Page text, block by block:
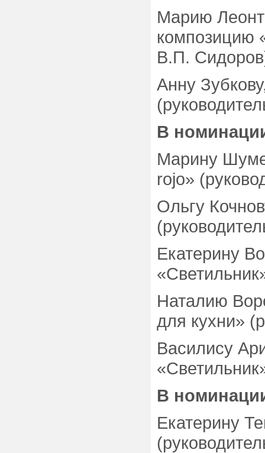
Марию
композицию
В.П.
Анну
В
Марину
rojo»
Ольгу
Екатерину
Наталию
для кухни»
Василису
В
Екатерину